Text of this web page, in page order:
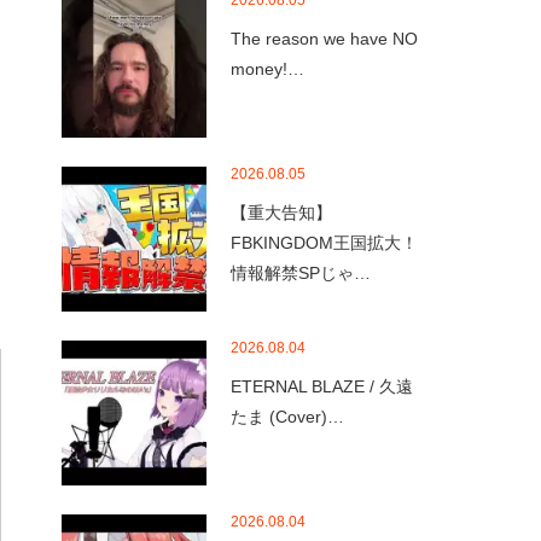
The reason we have NO
money!…
2026.08.05
【重大告知】
FBKINGDOM王国拡大！
情報解禁SPじゃ…
2026.08.04
ETERNAL BLAZE / 久遠
たま (Cover)…
2026.08.04